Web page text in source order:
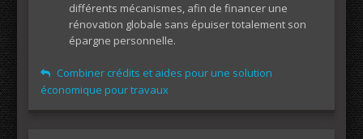
différents mécanismes, afin de financer une
rénovation globale sans épuiser totalement son
épargne personnelle.
Combiner crédits et aides pour une solution
économique pour travaux